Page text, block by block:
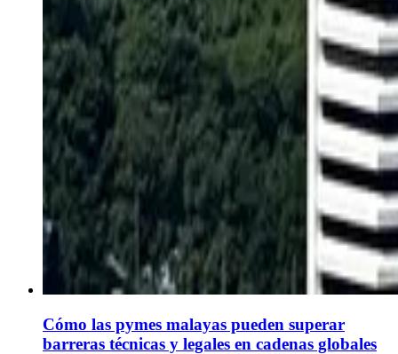
Cómo las pymes malayas pueden superar
barreras técnicas y legales en cadenas globales